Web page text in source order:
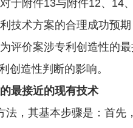
附件13与附件12、14
技术方案的合理成功预
评价案涉专利创造性的
创造性判断的影响。
最接近的现有技术
，其基本步骤是：首先